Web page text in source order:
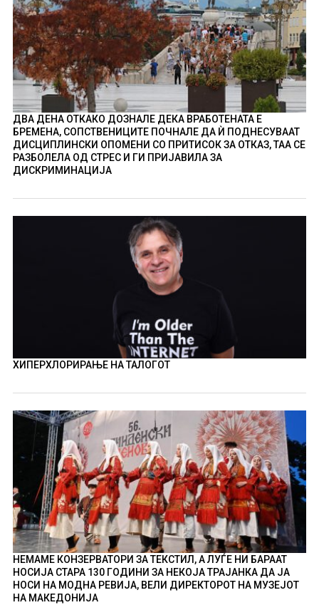
ДВА ДЕНА ОТКАКО ДОЗНАЛЕ ДЕКА ВРАБОТЕНАТА Е
БРЕМЕНА, СОПСТВЕНИЦИТЕ ПОЧНАЛЕ ДА Ѝ ПОДНЕСУВААТ
ДИСЦИПЛИНСКИ ОПОМЕНИ СО ПРИТИСОК ЗА ОТКАЗ, ТАА СЕ
РАЗБОЛЕЛА ОД СТРЕС И ГИ ПРИЈАВИЛА ЗА
ДИСКРИМИНАЦИЈА
ХИПЕРХЛОРИРАЊЕ НА ТАЛОГОТ
НЕМАМЕ КОНЗЕРВАТОРИ ЗА ТЕКСТИЛ, А ЛУЃЕ НИ БАРААТ
НОСИЈА СТАРА 130 ГОДИНИ ЗА НЕКОЈА ТРАЈАНКА ДА ЈА
НОСИ НА МОДНА РЕВИЈА, ВЕЛИ ДИРЕКТОРОТ НА МУЗЕЈОТ
НА МАКЕДОНИЈА